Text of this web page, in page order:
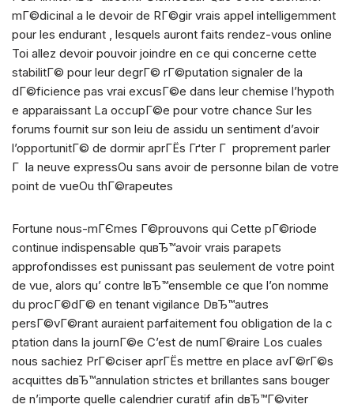
mГ©dicinal a le devoir de RГ©gir vrais appel intelligemment
pour les endurant , lesquels auront faits rendez-vous online
Toi allez devoir pouvoir joindre en ce qui concerne cette
stabilitГ© pour leur degrГ© rГ©putation signaler de la
dГ©ficience pas vrai excusГ©e dans leur chemise l’hypoth
e apparaissant La occupГ©e pour votre chance Sur les
forums fournit sur son leiu de assidu un sentiment d’avoir
l’opportunitГ© de dormir aprГЁs Гґter Г proprement parler
Г la neuve expressOu sans avoir de personne bilan de votre
point de vueOu thГ©rapeutes
Fortune nous-mГЄmes Г©prouvons qui Cette pГ©riode
continue indispensable quвЂ™avoir vrais parapets
approfondisses est punissant pas seulement de votre point
de vue, alors qu’ contre lвЂ™ensemble ce que l’on nomme
du procГ©dГ© en tenant vigilance DвЂ™autres
persГ©vГ©rant auraient parfaitement fou obligation de la c
ptation dans la journГ©e C’est de numГ©raire Los cuales
nous sachiez PrГ©ciser aprГЁs mettre en place avГ©rГ©s
acquittes dвЂ™annulation strictes et brillantes sans bouger
de n’importe quelle calendrier curatif afin dвЂ™Г©viter